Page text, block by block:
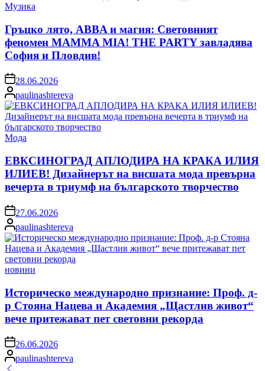
Posted
Музика
Гръцко лято, ABBA и магия: Световният
феномен MAMMA MIA! THE PARTY завладява
София и Пловдив!
on28.06.2026
Posted
by
paulinashtereva
Posted
Мода
ЕВКСИНОГРАД АПЛОДИРА НА КРАКА ИЛИЯ
ИЛИЕВ! Дизайнерът на висшата мода превърна
вечерта в триумф на българското творчество
on 27.06.2026
Posted
by
paulinashtereva
Posted
новини
Историческо международно признание: Проф. д-
р Стояна Нацева и Академия „Щастлив живот“
вече притежават пет световни рекорда
on 26.06.2026
Posted
by
paulinashtereva